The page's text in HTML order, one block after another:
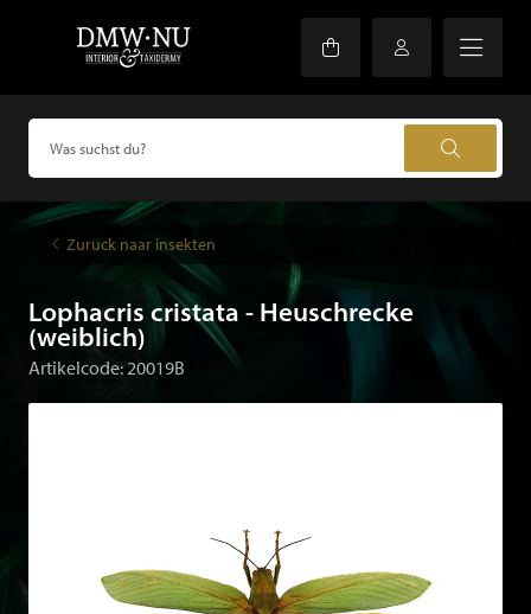
Zurück naar insekten
Lophacris cristata - Heuschrecke
(weiblich)
Artikelcode: 20019B